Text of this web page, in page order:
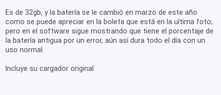
Es de 32gb, y la batería se le cambió en marzo de este año
como se puede apreciar en la boleta que está en la ultima foto;
pero en el software sigue mostrando que tiene el porcentaje de
la batería antigua por un error, aún así dura todo el día con un
uso normal.
Incluye su cargador original